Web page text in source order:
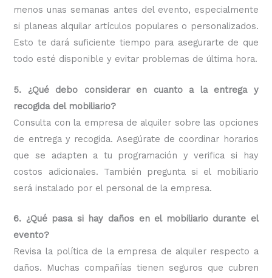
menos unas semanas antes del evento, especialmente
si planeas alquilar artículos populares o personalizados.
Esto te dará suficiente tiempo para asegurarte de que
todo esté disponible y evitar problemas de última hora.
5. ¿Qué debo considerar en cuanto a la entrega y
recogida del mobiliario?
Consulta con la empresa de alquiler sobre las opciones
de entrega y recogida. Asegúrate de coordinar horarios
que se adapten a tu programación y verifica si hay
costos adicionales. También pregunta si el mobiliario
será instalado por el personal de la empresa.
6. ¿Qué pasa si hay daños en el mobiliario durante el
evento?
Revisa la política de la empresa de alquiler respecto a
daños. Muchas compañías tienen seguros que cubren